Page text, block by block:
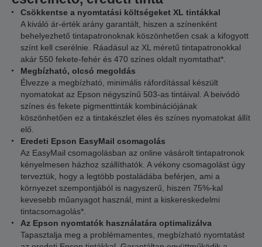
Csökkentse a nyomtatási költségeket XL tintákkal
A kiváló ár-érték arány garantált, hiszen a színenként
behelyezhető tintapatronoknak köszönhetően csak a kifogyott
színt kell cserélnie. Ráadásul az XL méretű tintapatronokkal
akár 550 fekete-fehér és 470 színes oldalt nyomtathat*.
Megbízható, olcsó megoldás
Élvezze a megbízható, minimális ráfordítással készült
nyomatokat az Epson négyszínű 503-as tintáival. A beivódó
színes és fekete pigmenttinták kombinációjának
köszönhetően ez a tintakészlet éles és színes nyomatokat állít
elő.
Eredeti Epson EasyMail csomagolás
Az EasyMail csomagolásban az online vásárolt tintapatronok
kényelmesen házhoz szállíthatók. A vékony csomagolást úgy
terveztük, hogy a legtöbb postaládába beférjen, ami a
környezet szempontjából is nagyszerű, hiszen 75%-kal
kevesebb műanyagot használ, mint a kiskereskedelmi
tintacsomagolás*.
Az Epson nyomtatók használatára optimalizálva
Tapasztalja meg a problémamentes, megbízható nyomtatást